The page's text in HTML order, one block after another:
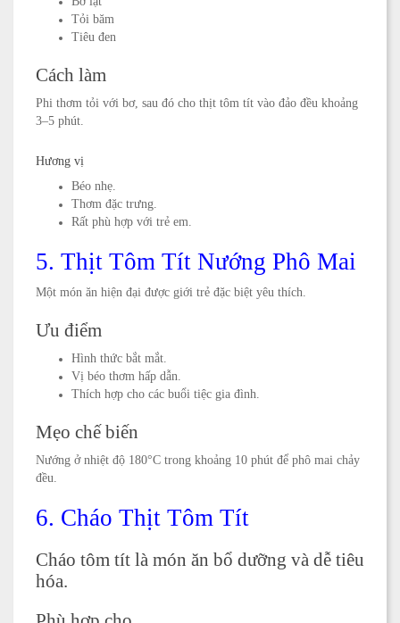
Tỏi băm
Tiêu đen
Cách làm
Phi thơm tỏi với bơ, sau đó cho thịt tôm tít vào đảo đều khoảng
3–5 phút.
Hương vị
Béo nhẹ.
Thơm đặc trưng.
Rất phù hợp với trẻ em.
5. Thịt Tôm Tít Nướng Phô Mai
Một món ăn hiện đại được giới trẻ đặc biệt yêu thích.
Ưu điểm
Hình thức bắt mắt.
Vị béo thơm hấp dẫn.
Thích hợp cho các buổi tiệc gia đình.
Mẹo chế biến
Nướng ở nhiệt độ 180°C trong khoảng 10 phút để phô mai chảy
đều.
6. Cháo Thịt Tôm Tít
Cháo tôm tít là món ăn bổ dưỡng và dễ tiêu
hóa.